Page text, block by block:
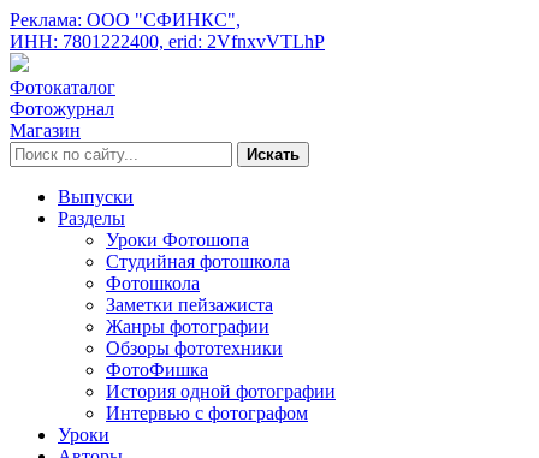
Реклама: ООО "СФИНКС",
ИНН: 7801222400, erid: 2VfnxvVTLhP
Фотокаталог
Фотожурнал
Магазин
Искать
Выпуски
Разделы
Уроки Фотошопа
Студийная фотошкола
Фотошкола
Заметки пейзажиста
Жанры фотографии
Обзоры фототехники
ФотоФишка
История одной фотографии
Интервью с фотографом
Уроки